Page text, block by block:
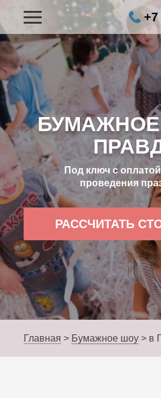
+7
Под ключ с
проведения
РАССЧИТАТЬ
Главная > Бумажное шоу > в